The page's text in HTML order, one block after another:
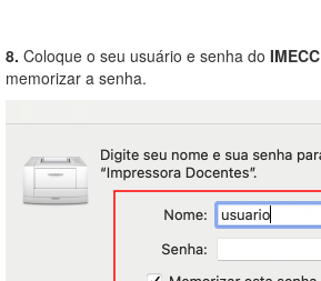
8. Coloque o seu usuário e senha do IMECC
memorizar a senha.